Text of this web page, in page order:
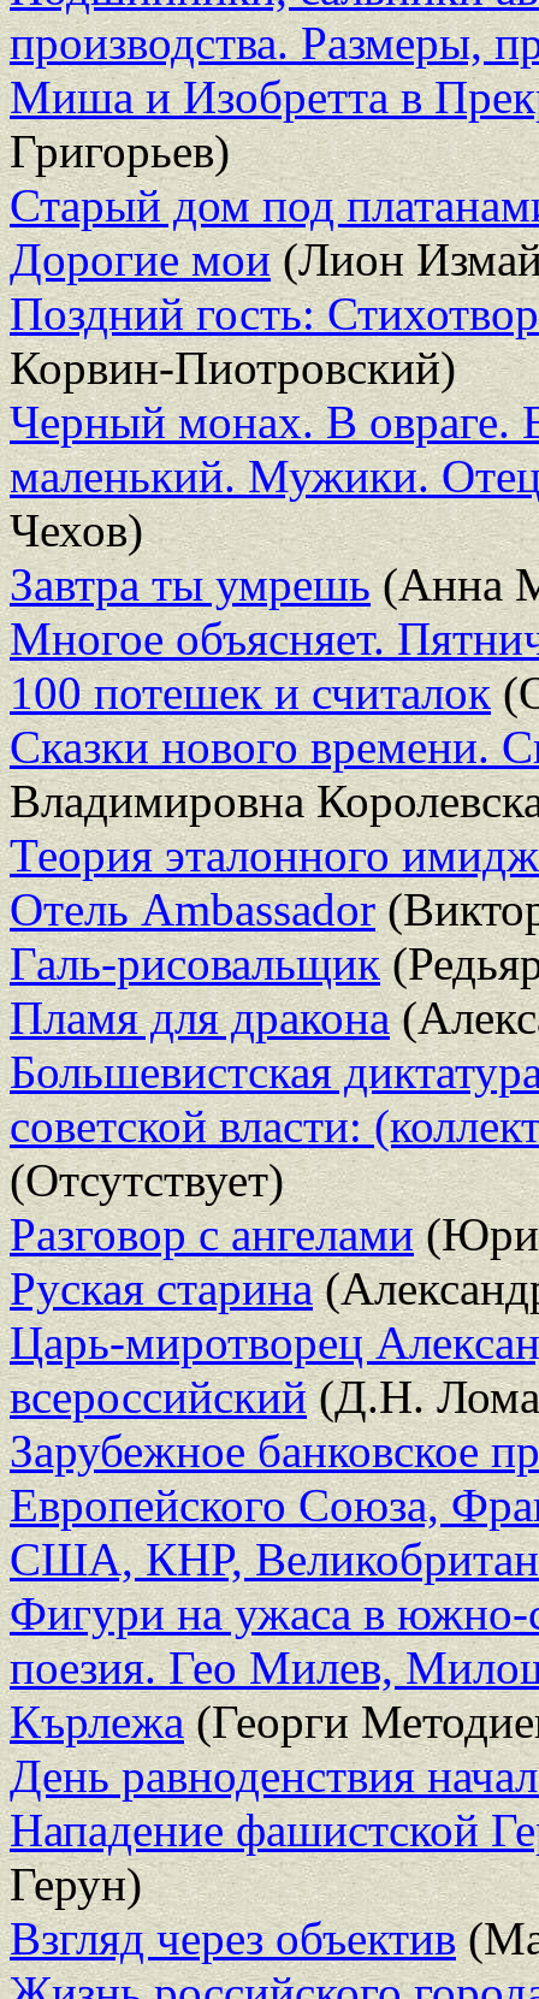
производства. Размеры,
Миша и Изобретта в
Григорьев)
Старый дом под
Дорогие мои(Лион
Поздний гость:
Корвин-Пиотровский)
Черный монах. В овраге.
маленький. Мужики.
Чехов)
Завтра ты умрешь(Анна
Многое объясняет.
100 потешек и считалок
Сказки нового времени.
Владимировна
Теория эталонного
Отель Ambassador
Галь-рисовальщик
Пламя для дракона
Большевистская
советской власти:
(Отсутствует)
Разговор с ангелами
Руская старина
Царь-миротворец
всероссийский(Д.Н.
Зарубежное банковское
Европейского Союза,
США, КНР,
Фигури на ужаса в южно-
поезия. Гео Милев,
Кърлежа(Георги
День равноденствия
Нападение фашистской
Герун)
Взгляд через объектив